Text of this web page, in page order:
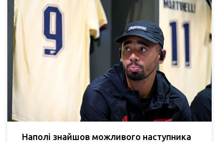
Наполі знайшов можливого наступника